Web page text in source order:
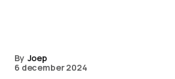
By Joep
6 december 2024